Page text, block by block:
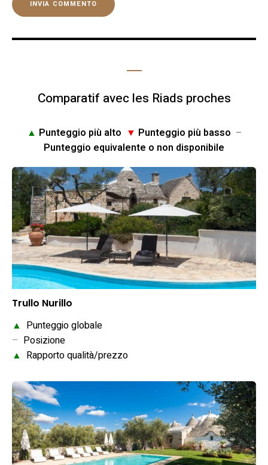
Comparatif avec les Riads proches
▲ Punteggio più alto ▼ Punteggio più basso –
Punteggio equivalente o non disponibile
Trullo Nurillo
▲ Punteggio globale
– Posizione
▲ Rapporto qualità/prezzo